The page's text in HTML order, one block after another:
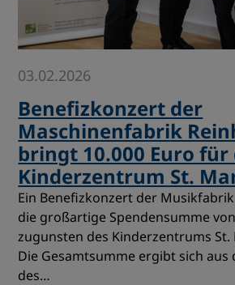
03.02.2026
Benefizkonzert der
Maschinenfabrik
bringt 10.000 Euro für
Kinderzentrum St.
Ein Benefizkonzert der
die großartige Spendensumme
zugunsten des Kinderzentrums
Die Gesamtsumme ergibt sich aus
des…